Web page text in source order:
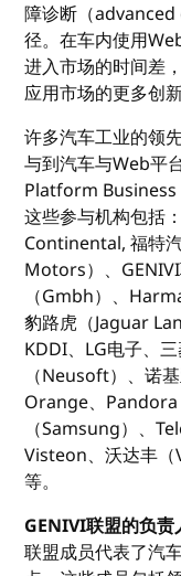
障诊断（
径。在车内使用
进入市场的时间差
应用市场的更多创新
许多汽车工业的领
与到汽车与Web平
Platform Business
这些参与机构包括
Continental, 福特
Motors）、
（Gmbh）、
豹路虎（Jaguar
KDDI、LG电子、
（Neusoft）、诺
Orange、
（Samsung）、
Visteon、沃达丰
等。
GENIVI联盟的负
联盟成员代表了汽